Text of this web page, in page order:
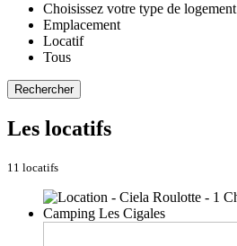
Choisissez votre type de logement
Emplacement
Locatif
Tous
Rechercher
Les locatifs
11 locatifs